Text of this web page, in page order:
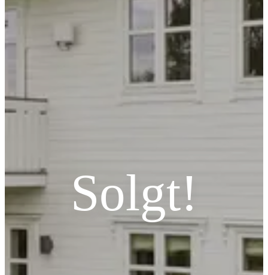
Solgt!